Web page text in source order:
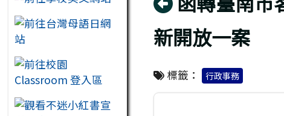
新開放一案
標籤： 行政事務